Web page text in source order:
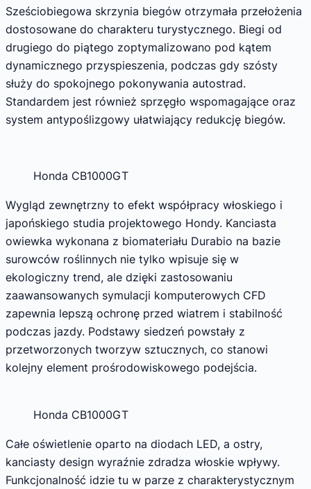
Sześciobiegowa skrzynia biegów otrzymała przełożenia
dostosowane do charakteru turystycznego. Biegi od
drugiego do piątego zoptymalizowano pod kątem
dynamicznego przyspieszenia, podczas gdy szósty
służy do spokojnego pokonywania autostrad.
Standardem jest również sprzęgło wspomagające oraz
system antypoślizgowy ułatwiający redukcję biegów.
Honda CB1000GT
Wygląd zewnętrzny to efekt współpracy włoskiego i
japońskiego studia projektowego Hondy. Kanciasta
owiewka wykonana z biomateriału Durabio na bazie
surowców roślinnych nie tylko wpisuje się w
ekologiczny trend, ale dzięki zastosowaniu
zaawansowanych symulacji komputerowych CFD
zapewnia lepszą ochronę przed wiatrem i stabilność
podczas jazdy. Podstawy siedzeń powstały z
przetworzonych tworzyw sztucznych, co stanowi
kolejny element prośrodowiskowego podejścia.
Honda CB1000GT
Całe oświetlenie oparto na diodach LED, a ostry,
kanciasty design wyraźnie zdradza włoskie wpływy.
Funkcjonalność idzie tu w parze z charakterystycznym